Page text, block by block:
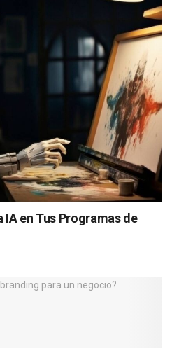
IA en Tus Programas de